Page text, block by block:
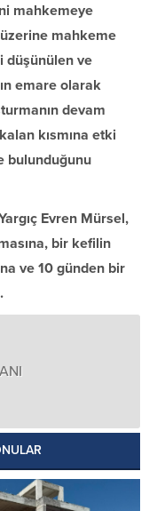
mahkemeye
üzerine mahkeme
düşünülen ve
emare olarak
devam
kısmına etki
bulunduğunu
Evren Mürsel,
bir kefilin
ve 10 günden bir